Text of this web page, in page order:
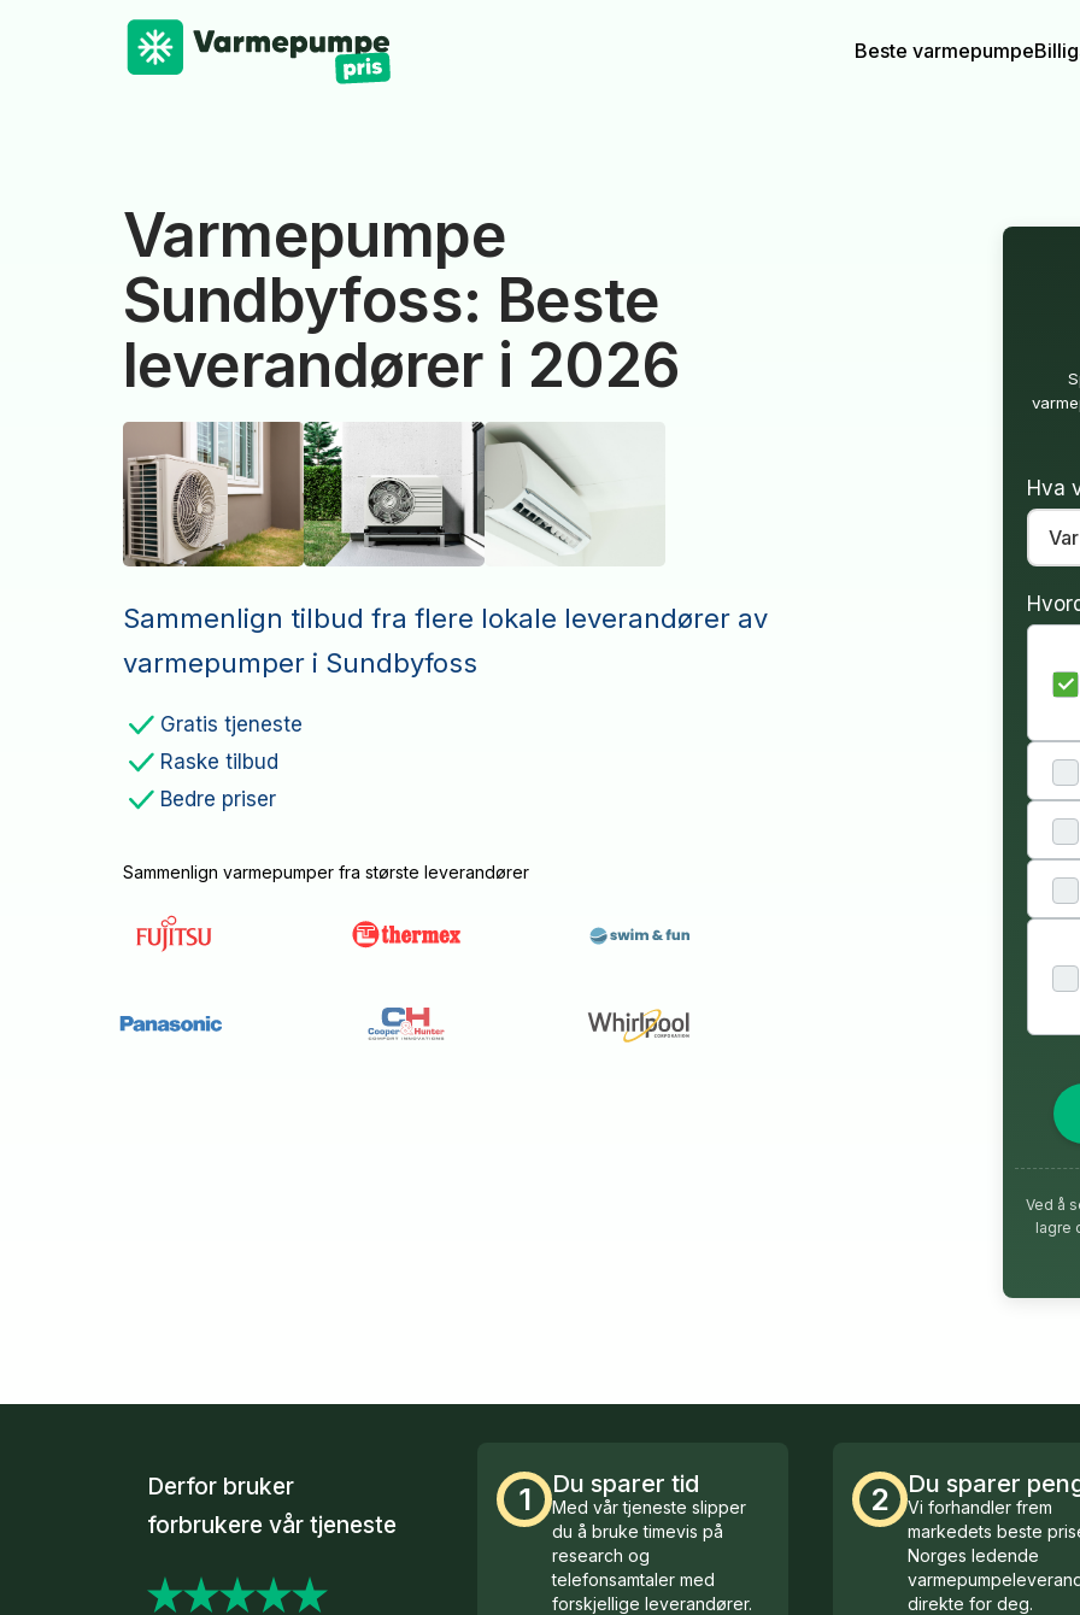
Beste varmepumpe
Varmepumpe
Sundbyfoss: Beste
leverandører i 2026
Sammenlign tilbud fra flere lokale leverandører av
varmepumper i Sundbyfoss
Gratis tjeneste
Raske tilbud
Bedre priser
Sammenlign varmepumper fra største leverandører
Hva
Ved å
lagre
Derfor bruker
forbrukere vår tjeneste
1 Du sparer tid
Med vår tjeneste slipper
du å bruke timevis på
research og
telefonsamtaler med
forskjellige leverandører.
2 Du sparer
Vi forhandler frem
markedets beste
Norges ledende
direkte for deg.